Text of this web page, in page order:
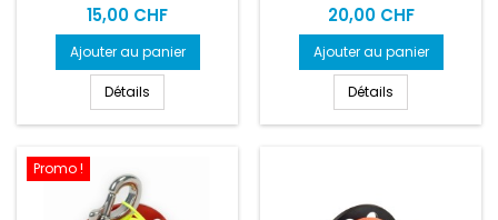
Prix
15,00 CHF
Ajouter au panier
Détails
Prix
20,00 CHF
Ajouter au panier
Détails
Promo !